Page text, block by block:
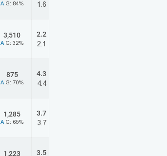
A G: 84%
1.6
3,510
A G: 32%
2.2
2.1
875
A G: 70%
4.3
4.4
1,285
A G: 65%
3.7
3.7
1,223 3.5